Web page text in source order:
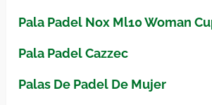
Pala Padel Nox Ml10 Woman
Pala Padel Cazzec
Palas De Padel De Mujer